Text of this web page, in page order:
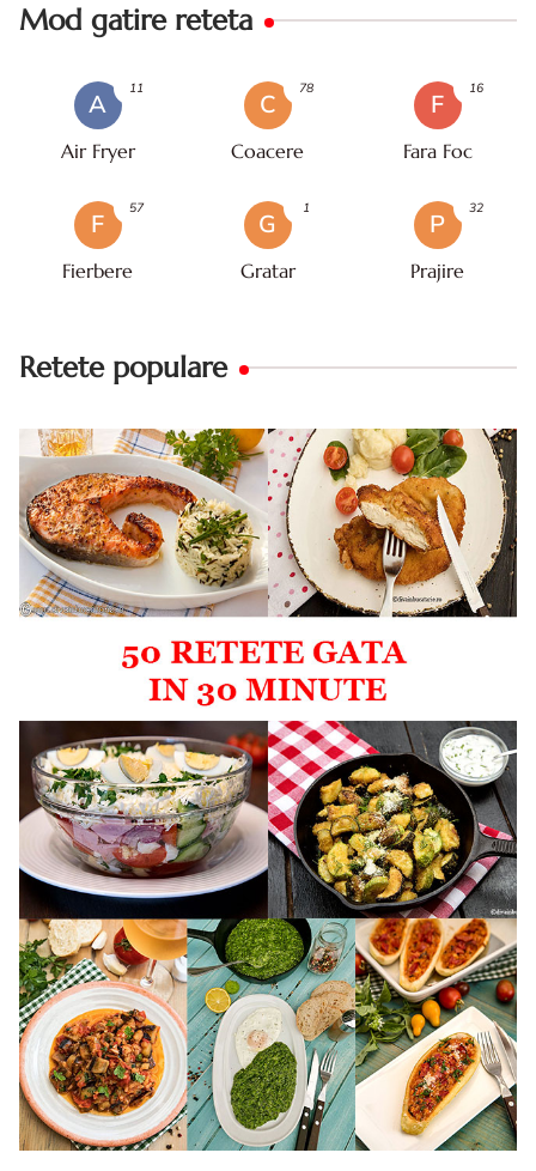
Mod gatire reteta
A
Air Fryer
11
C
Coacere
78
F
Fara Foc
16
F
Fierbere
57
G
Gratar
1
P
Prajire
32
Retete populare